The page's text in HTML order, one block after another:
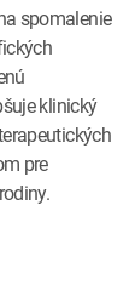
spomalenie
klinický
pre